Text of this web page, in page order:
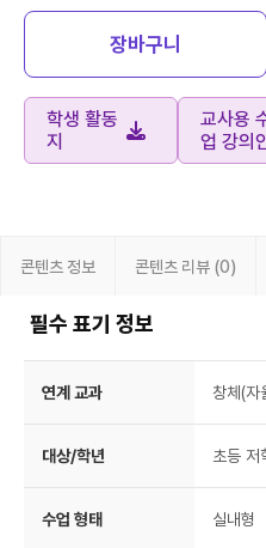
장바구니
학생 활동
지
교사용
업 강의
콘텐츠 정보 콘텐츠 리뷰 (0)
필수 표기 정보
연계 교과 창체(자
대상/학년 초등 저
수업 형태 실내형